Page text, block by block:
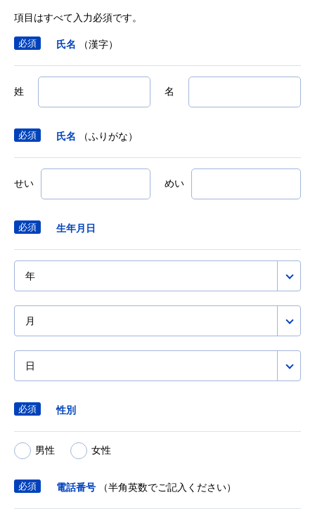
項目はすべて入力必須です。
氏名 （漢字）
姓 名
氏名 （ふりがな）
せい めい
生年月日
年
月
日
性別
男性 女性
電話番号 （半角英数でご記入ください）